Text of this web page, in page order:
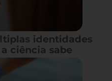
identidades
ciência sabe